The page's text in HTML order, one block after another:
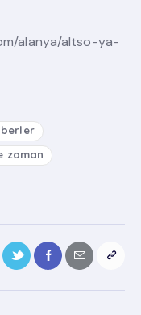
alanya/altso-ya-
zaman